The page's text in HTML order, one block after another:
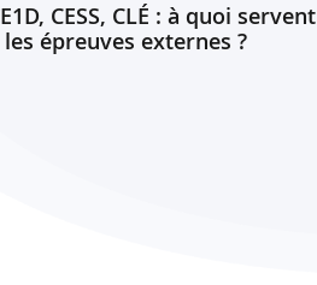
CESS, CLÉ : à quoi servent
les épreuves externes ?